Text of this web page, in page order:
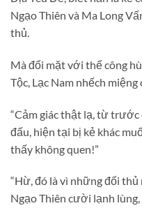
Ngạo Thiên và Ma Long
thủ.
Mà đối mặt với thế công
Tộc, Lạc Nam nhếch
“Cảm giác thật lạ, từ
đấu, hiện tại bị kẻ khác
thấy không quen!”
“Hừ, đó là vì những đối
Ngạo Thiên cười lạnh